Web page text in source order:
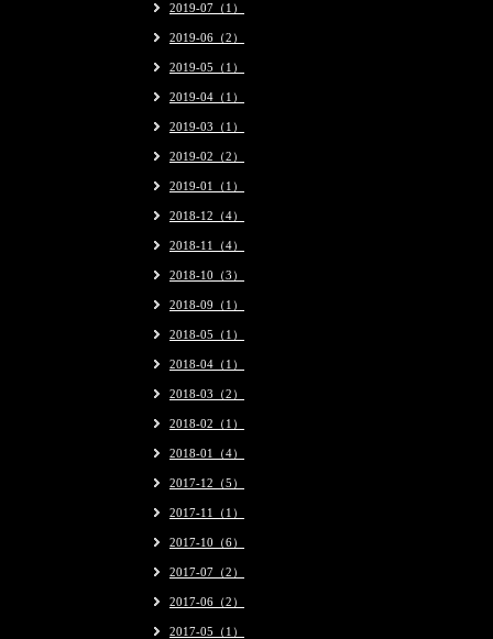
2019-07（1）
2019-06（2）
2019-05（1）
2019-04（1）
2019-03（1）
2019-02（2）
2019-01（1）
2018-12（4）
2018-11（4）
2018-10（3）
2018-09（1）
2018-05（1）
2018-04（1）
2018-03（2）
2018-02（1）
2018-01（4）
2017-12（5）
2017-11（1）
2017-10（6）
2017-07（2）
2017-06（2）
2017-05（1）